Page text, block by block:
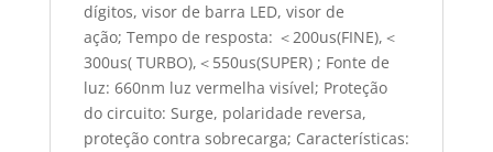
dígitos, visor de barra LED, visor de
ação; Tempo de resposta: ＜200us(FINE),＜
300us( TURBO),＜550us(SUPER) ; Fonte de
luz: 660nm luz vermelha visível; Proteção
do circuito: Surge, polaridade reversa,
proteção contra sobrecarga; Características: